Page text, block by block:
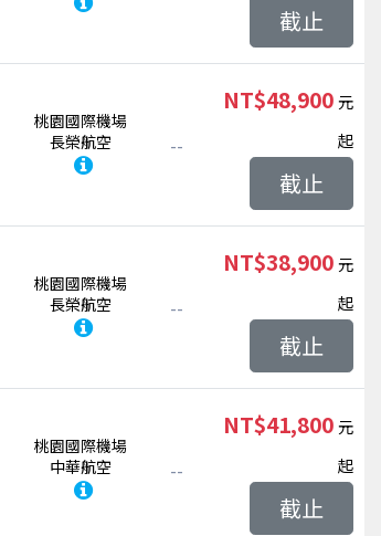
截止
桃園國際機場
長榮航空
--
NT$48,900
起
截止
桃園國際機場
長榮航空
--
NT$38,900
起
截止
桃園國際機場
中華航空
--
NT$41,800
起
截止